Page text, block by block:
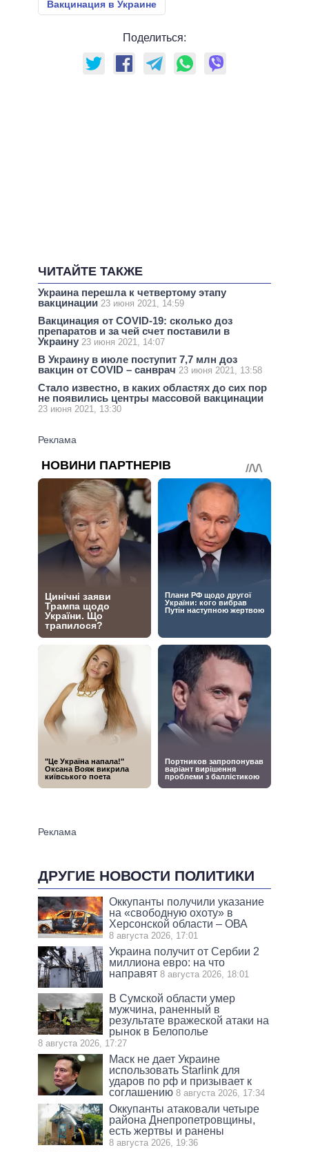
Вакцинация в Украине
Поделиться:
ЧИТАЙТЕ ТАКЖЕ
Украина перешла к четвертому этапу
вакцинации 23 июня 2021, 14:59
Вакцинация от COVID-19: сколько доз
препаратов и за чей счет поставили в
Украину 23 июня 2021, 14:07
В Украину в июле поступит 7,7 млн доз
вакцин от COVID – санврач 23 июня 2021, 13:58
Стало известно, в каких областях до сих пор
не появились центры массовой вакцинации
23 июня 2021, 13:30
ДРУГИЕ НОВОСТИ ПОЛИТИКИ
Оккупанты получили указание
на «свободную охоту» в
Херсонской области – ОВА
8 августа 2026, 17:01
Украина получит от Сербии 2
миллиона евро: на что
направят 8 августа 2026, 18:01
В Сумской области умер
мужчина, раненный в
результате вражеской атаки на
рынок в Белополье
8 августа 2026, 17:27
Маск не дает Украине
использовать Starlink для
ударов по рф и призывает к
соглашению 8 августа 2026, 17:34
Оккупанты атаковали четыре
района Днепропетровщины,
есть жертвы и ранены
8 августа 2026, 19:36